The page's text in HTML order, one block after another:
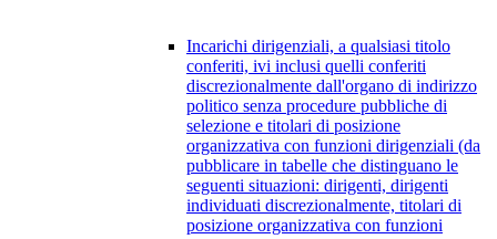
Incarichi dirigenziali, a qualsiasi titolo
conferiti, ivi inclusi quelli conferiti
discrezionalmente dall'organo di indirizzo
politico senza procedure pubbliche di
selezione e titolari di posizione
organizzativa con funzioni dirigenziali (da
pubblicare in tabelle che distinguano le
seguenti situazioni: dirigenti, dirigenti
individuati discrezionalmente, titolari di
posizione organizzativa con funzioni